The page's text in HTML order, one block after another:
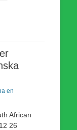
en
African
26